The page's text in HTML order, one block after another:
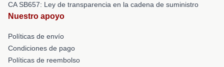
CA SB657: Ley de transparencia en la cadena de suministro
Nuestro apoyo
Políticas de envío
Condiciones de pago
Políticas de reembolso